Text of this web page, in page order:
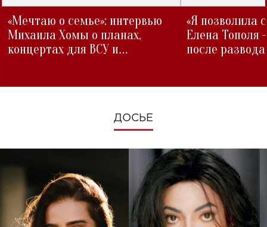
«Мечтаю о семье»: интервью
Михаила Хомы о планах,
концертах для ВСУ и
«Я позволила
Елена Тополя
после развода
ДОСЬЕ